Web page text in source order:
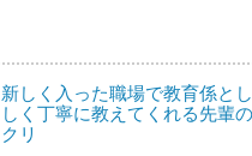
新しく入った職場で教育係と
しく丁寧に教えてくれる先輩
クリ